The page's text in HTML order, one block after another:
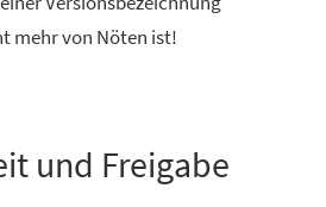
mehr von Nöten ist!
und Freigabe